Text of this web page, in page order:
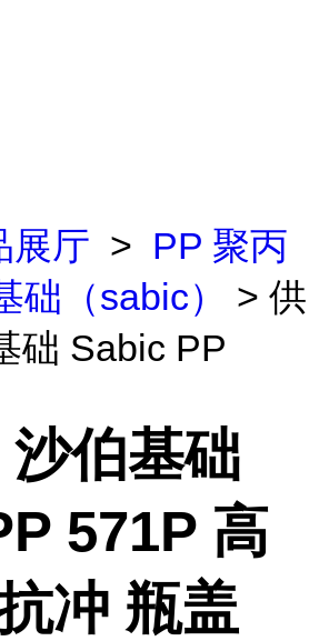
展厅 > PP 聚丙
础（sabic）
> 供
础 Sabic PP
伯基础
571P 高
冲 瓶盖